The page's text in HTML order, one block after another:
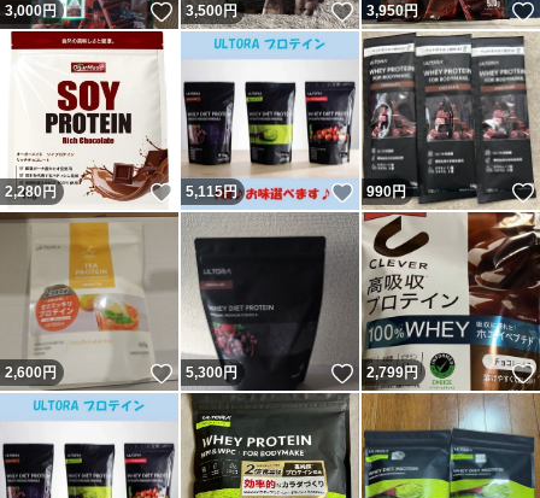
3,000円 いいね！
3,500円 いいね！
3,950円
2,280 円 いいね！
5,115円 いいね！
990円
2,600円 いいね！
5,300円 いいね！
2,799円